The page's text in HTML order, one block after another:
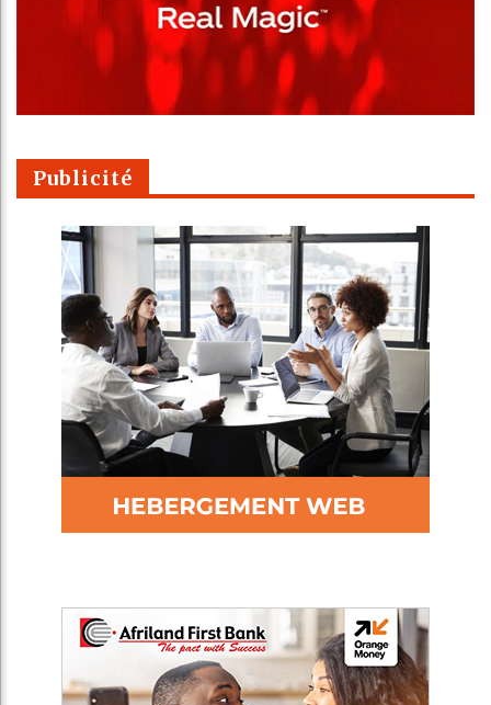
Publicité